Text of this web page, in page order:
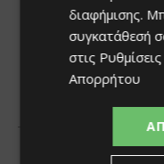
διαφήμισης.
συγκατάθεσή
στις
Απορρήτου